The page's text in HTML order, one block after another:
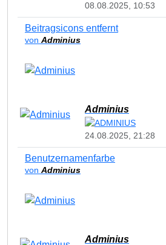
08.08.2025, 10:53
Beitragsicons entfernt
von Adminius
Adminius
24.08.2025, 21:28
Benutzernamenfarbe
von Adminius
Adminius